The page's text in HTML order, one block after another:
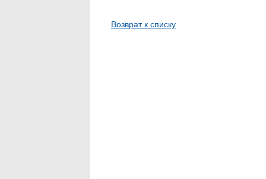
Возврат к списку